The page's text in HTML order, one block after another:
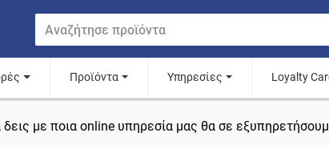
Προϊόντα Υπηρεσίες Loyalty
με ποια online υπηρεσία μας θα σε